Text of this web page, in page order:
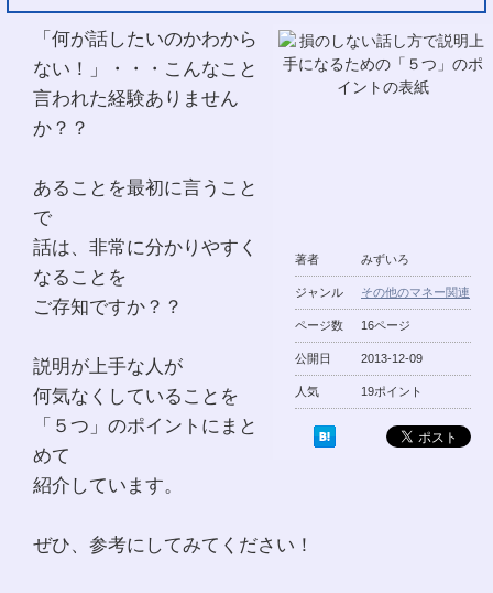
著者 みずいろ
ジャンル その他のマネー関連
ページ数 16ページ
公開日 2013-12-09
人気 19ポイント
「何が話したいのかわから
ない！」・・・こんなこと
言われた経験ありません
か？？
あることを最初に言うこと
で
話は、非常に分かりやすく
なることを
ご存知ですか？？
説明が上手な人が
何気なくしていることを
「５つ」のポイントにまと
めて
紹介しています。
ぜひ、参考にしてみてください！